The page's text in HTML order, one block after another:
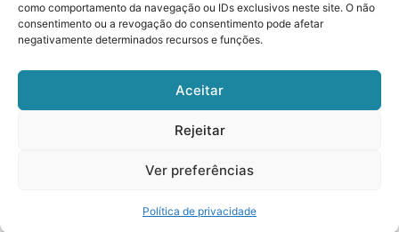
como comportamento da navegação ou IDs exclusivos neste site. O não
consentimento ou a revogação do consentimento pode afetar
negativamente determinados recursos e funções.
Aceitar
Rejeitar
Ver preferências
Política de privacidade
reservados.